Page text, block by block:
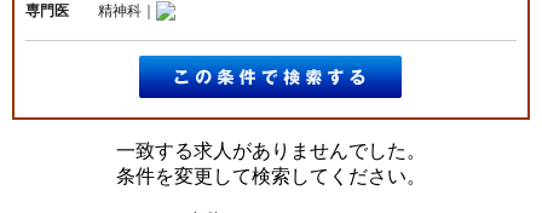
専門医 精神科｜
一致する求人がありませんでした。
条件を変更して検索してください。